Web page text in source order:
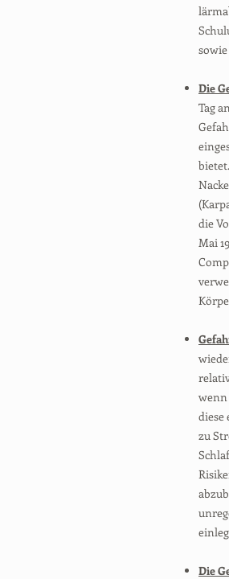
Die
Tag
die
Mai
diese
zu
Die